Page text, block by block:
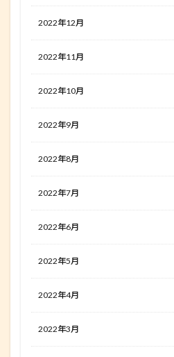
2022年12月
2022年11月
2022年10月
2022年9月
2022年8月
2022年7月
2022年6月
2022年5月
2022年4月
2022年3月